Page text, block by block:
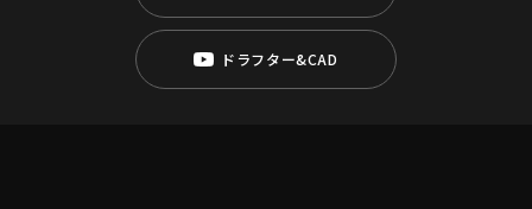
ドラフター&CAD